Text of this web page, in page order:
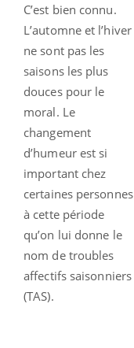
C’est bien connu.
L’automne et l’hiver
ne sont pas les
saisons les plus
douces pour le
moral. Le
changement
d’humeur est si
important chez
certaines personnes
à cette période
qu’on lui donne le
nom de troubles
affectifs saisonniers
(TAS).